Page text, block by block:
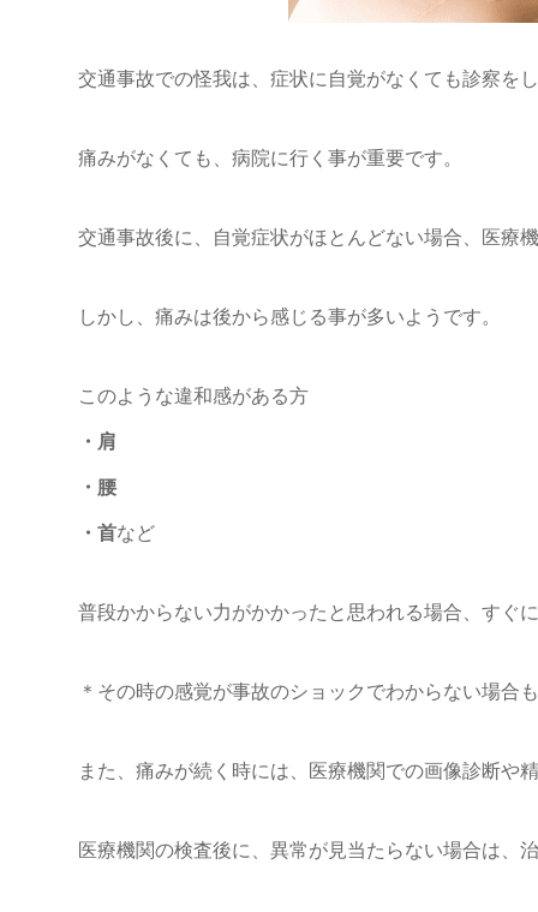
交通事故での怪我は、症状に自覚がなくても診察を
痛みがなくても、病院に行く事が重要です。
交通事故後に、自覚症状がほとんどない場合、医療
しかし、痛みは後から感じる事が多いようです。
このような違和感がある方
・肩
・腰
・首など
普段かからない力がかかったと思われる場合、すぐ
＊その時の感覚が事故のショックでわからない場合
また、痛みが続く時には、医療機関での画像診断や
医療機関の検査後に、異常が見当たらない場合は、